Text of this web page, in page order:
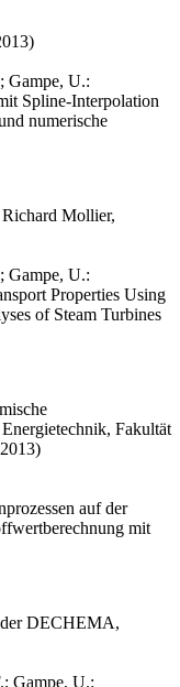
Gampe, U.:
Spline-Interpolation
numerische
Mollier,
Gampe, U.:
Properties Using
of Steam Turbines
Fakultät
auf der
mit
DECHEMA,
Gampe, U.: